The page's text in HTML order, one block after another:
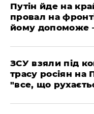
Путін йде на
провал на
йому допоможе
ЗСУ взяли під
трасу росіян на
"все, що